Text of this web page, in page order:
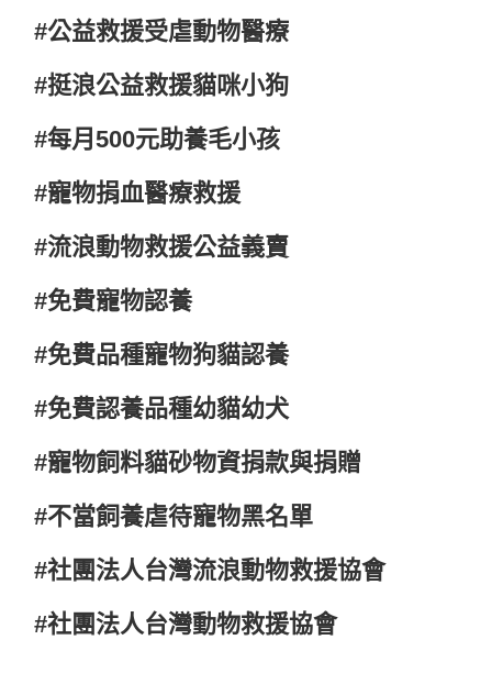
#公益救援受虐動物醫療
#挺浪公益救援貓咪小狗
#每月500元助養毛小孩
#寵物捐血醫療救援
#流浪動物救援公益義賣
#免費寵物認養
#免費品種寵物狗貓認養
#免費認養品種幼貓幼犬
#寵物飼料貓砂物資捐款與捐贈
#不當飼養虐待寵物黑名單
#社團法人台灣流浪動物救援協會
#社團法人台灣動物救援協會